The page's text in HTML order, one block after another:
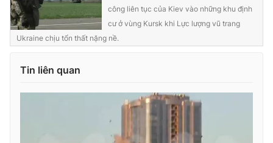
công liên tục của Kiev vào những khu định
cư ở vùng Kursk khi Lực lượng vũ trang
Ukraine chịu tổn thất nặng nề.
Tin liên quan